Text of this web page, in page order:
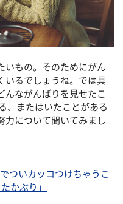
いもの。そのためにがん
いるでしょうね。では具
んながんばりを見せたこ
、またはいたことがある
力について聞いてみまし
ついカッコつけちゃうこ
かぶり」